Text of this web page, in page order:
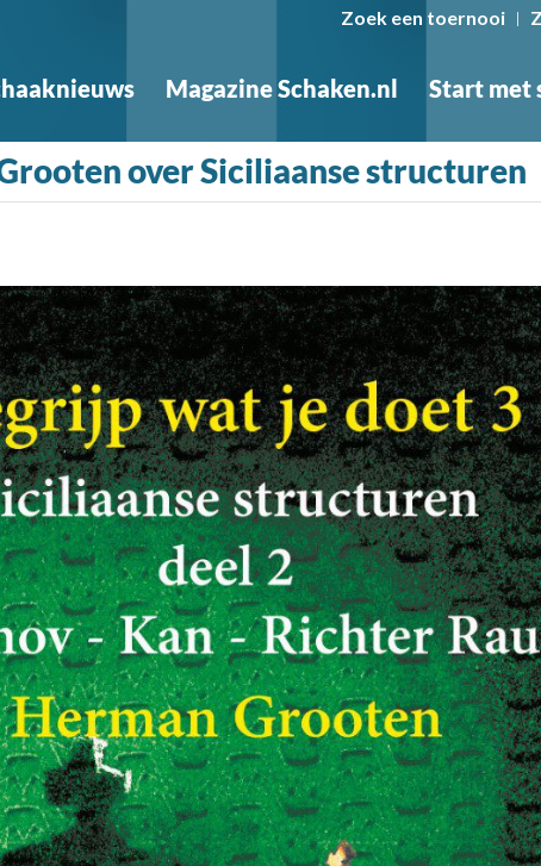
Zoek een toernooi
Magazine Schaken.nl Start met
over Siciliaanse structuren